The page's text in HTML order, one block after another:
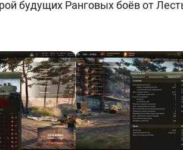
будущих Ранговых боёв от